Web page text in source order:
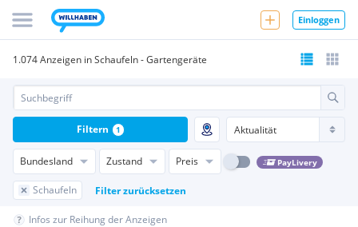
Einloggen
1.074 Anzeigen in Schaufeln - Gartengeräte
Bundesland Zustand Preis PayLivery
Schaufeln Filter zurücksetzen
Filtern 1
Infos zur Reihung der Anzeigen